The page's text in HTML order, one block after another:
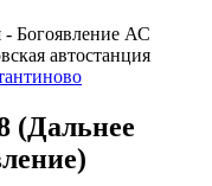
- Богоявление АС
автостанция
(Дальнее